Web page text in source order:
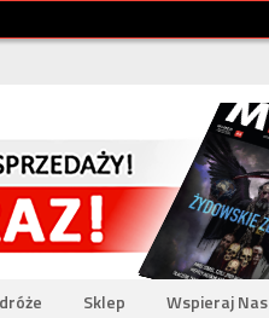
Sklep Wspieraj Nas